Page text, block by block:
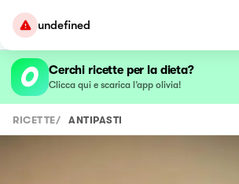
undefined
Cerchi ricette per la dieta?
Clicca qui e scarica l’app olivia!
RICETTE/ ANTIPASTI